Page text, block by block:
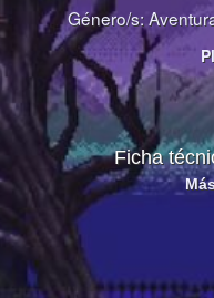
Género/s:
Ficha